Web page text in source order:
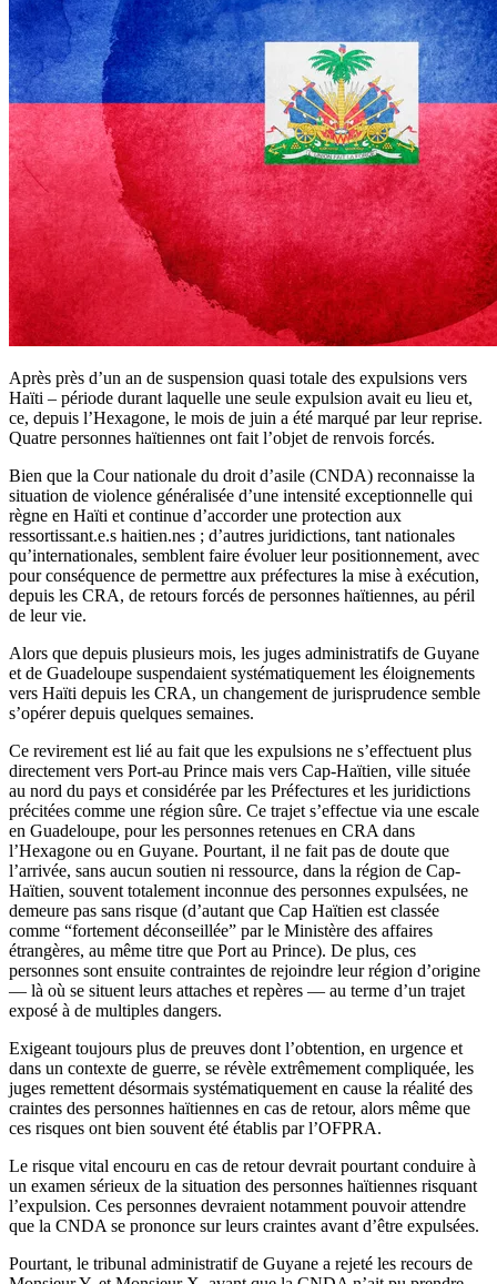
Après près d’un an de suspension quasi totale des expulsions vers
Haïti – période durant laquelle une seule expulsion avait eu lieu et,
ce, depuis l’Hexagone, le mois de juin a été marqué par leur reprise.
Quatre personnes haïtiennes ont fait l’objet de renvois forcés.
Bien que la Cour nationale du droit d’asile (CNDA) reconnaisse la
situation de violence généralisée d’une intensité exceptionnelle qui
règne en Haïti et continue d’accorder une protection aux
ressortissant.e.s haitien.nes ; d’autres juridictions, tant nationales
qu’internationales, semblent faire évoluer leur positionnement, avec
pour conséquence de permettre aux préfectures la mise à exécution,
depuis les CRA, de retours forcés de personnes haïtiennes, au péril
de leur vie.
Alors que depuis plusieurs mois, les juges administratifs de Guyane
et de Guadeloupe suspendaient systématiquement les éloignements
vers Haïti depuis les CRA, un changement de jurisprudence semble
s’opérer depuis quelques semaines.
Ce revirement est lié au fait que les expulsions ne s’effectuent plus
directement vers Port-au Prince mais vers Cap-Haïtien, ville située
au nord du pays et considérée par les Préfectures et les juridictions
précitées comme une région sûre. Ce trajet s’effectue via une escale
en Guadeloupe, pour les personnes retenues en CRA dans
l’Hexagone ou en Guyane. Pourtant, il ne fait pas de doute que
l’arrivée, sans aucun soutien ni ressource, dans la région de Cap-
Haïtien, souvent totalement inconnue des personnes expulsées, ne
demeure pas sans risque (d’autant que Cap Haïtien est classée
comme “fortement déconseillée” par le Ministère des affaires
étrangères, au même titre que Port au Prince). De plus, ces
personnes sont ensuite contraintes de rejoindre leur région d’origine
— là où se situent leurs attaches et repères — au terme d’un trajet
exposé à de multiples dangers.
Exigeant toujours plus de preuves dont l’obtention, en urgence et
dans un contexte de guerre, se révèle extrêmement compliquée, les
juges remettent désormais systématiquement en cause la réalité des
craintes des personnes haïtiennes en cas de retour, alors même que
ces risques ont bien souvent été établis par l’OFPRA.
Le risque vital encouru en cas de retour devrait pourtant conduire à
un examen sérieux de la situation des personnes haïtiennes risquant
l’expulsion. Ces personnes devraient notamment pouvoir attendre
que la CNDA se prononce sur leurs craintes avant d’être expulsées.
Pourtant, le tribunal administratif de Guyane a rejeté les recours de